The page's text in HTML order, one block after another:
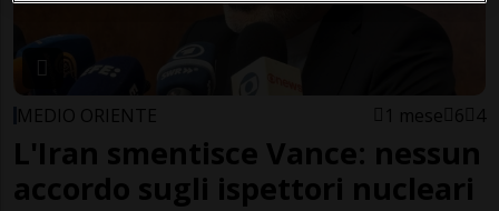
MEDIO ORIENTE 1 mese 6 4
L'Iran smentisce Vance: nessun
accordo sugli ispettori nucleari